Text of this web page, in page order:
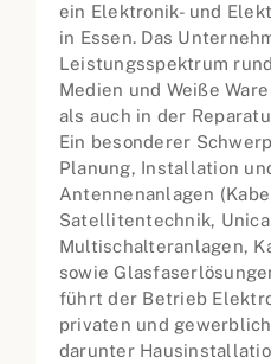
ein Elektronik- und
in Essen. Das
Leistungsspektrum
Medien und Weiße
als auch in der
Ein besonderer
Planung, Installation
Antennenanlagen
Satellitentechnik,
Multischalteranlagen,
sowie
führt der Betrieb
privaten und
darunter